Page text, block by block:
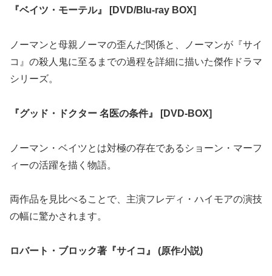
『ベイツ・モーテル』 [DVD/Blu-ray BOX]
ノーマンと母親ノーマの歪んだ関係と、ノーマンが『サイ
コ』の殺人鬼に至るまでの過程を詳細に描いた傑作ドラマ
シリーズ。
『グッド・ドクター 名医の条件』 [DVD-BOX]
ノーマン・ベイツとは対極の存在であるショーン・マーフ
ィーの活躍を描く物語。
両作品を見比べることで、主演フレディ・ハイモアの演技
の幅に驚かされます。
ロバート・ブロック著『サイコ』 (原作小説)